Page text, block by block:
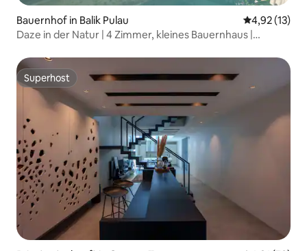
Bauernhof in Balik Pulau
4,92 (13)
Daze in der Natur | 4 Zimmer, kleines Bauernhaus |
Superhost
Superhost